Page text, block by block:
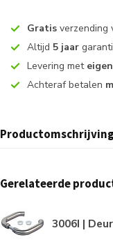
Gratis verzending
Altijd 5 jaar
Levering met
Achteraf betalen
Productomschrijving
Gerelateerde
3006I |